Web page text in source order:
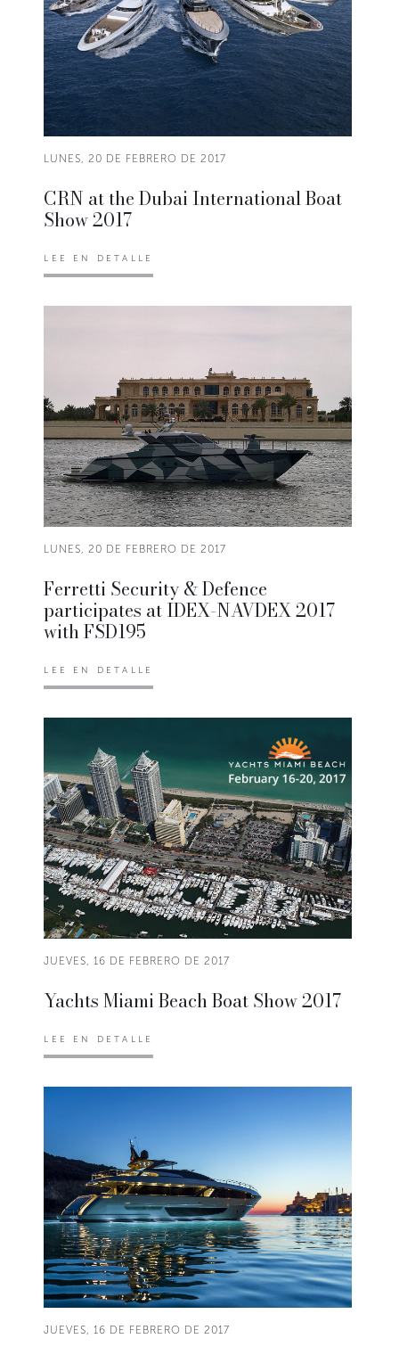
LUNES, 20 DE FEBRERO DE 2017
CRN at the Dubai International Boat
Show 2017
LEE EN DETALLE
LUNES, 20 DE FEBRERO DE 2017
Ferretti Security & Defence
participates at IDEX-NAVDEX 2017
with FSD195
LEE EN DETALLE
JUEVES, 16 DE FEBRERO DE 2017
Yachts Miami Beach Boat Show 2017
LEE EN DETALLE
JUEVES, 16 DE FEBRERO DE 2017